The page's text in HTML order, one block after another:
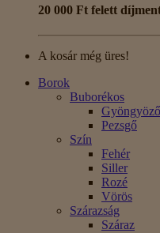
20 000 Ft felett
A kosár még üres!
Borok
Buborékos
Gyöngyöző
Pezsgő
Szín
Fehér
Siller
Rozé
Vörös
Szárazság
Száraz